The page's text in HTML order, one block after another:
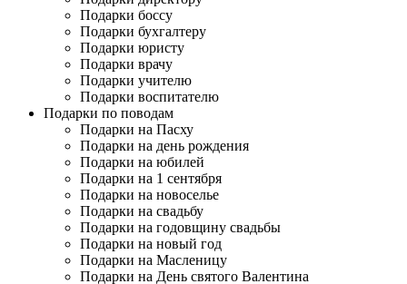
Подарки боссу
Подарки бухгалтеру
Подарки юристу
Подарки врачу
Подарки учителю
Подарки воспитателю
Подарки по поводам
Подарки на Пасху
Подарки на день рождения
Подарки на юбилей
Подарки на 1 сентября
Подарки на новоселье
Подарки на свадьбу
Подарки на годовщину свадьбы
Подарки на новый год
Подарки на Масленицу
Подарки на День святого Валентина